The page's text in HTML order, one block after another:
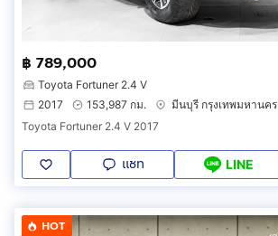
฿ 789,000
Toyota Fortuner 2.4 V
2017
153,987 กม.
มีนบุรี กรุงเทพมหานคร
Toyota Fortuner 2.4 V 2017
แชท LINE
HOT